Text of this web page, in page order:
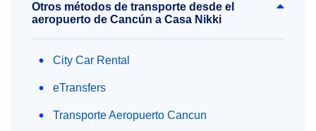
Otros métodos de transporte desde el
aeropuerto de Cancún a Casa Nikki
City Car Rental
eTransfers
Transporte Aeropuerto Cancun